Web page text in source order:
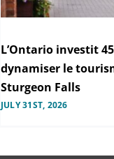
L’Ontario investit
dynamiser le
Sturgeon Falls
JULY 31ST, 2026